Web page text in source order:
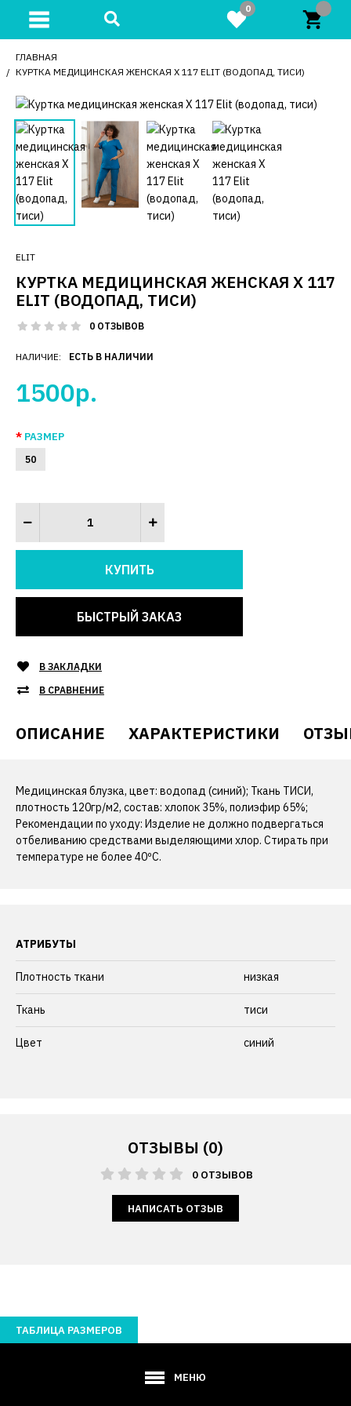
0
ГЛАВНАЯ
КУРТКА МЕДИЦИНСКАЯ ЖЕНСКАЯ Х 117 ELIT (ВОДОПАД, ТИСИ)
ELIT
КУРТКА МЕДИЦИНСКАЯ ЖЕНСКАЯ Х 117
ELIT (ВОДОПАД, ТИСИ)
0 ОТЗЫВОВ
НАЛИЧИЕ: ЕСТЬ В НАЛИЧИИ
1500р.
РАЗМЕР
50
БЫСТРЫЙ ЗАКАЗ
В ЗАКЛАДКИ
В СРАВНЕНИЕ
ОПИСАНИЕ ХАРАКТЕРИСТИКИ
Медицинская блузка, цвет: водопад (синий); Ткань ТИСИ,
плотность 120гр/м2, состав: хлопок 35%, полиэфир 65%;
Рекомендации по уходу: Изделие не должно подвергаться
отбеливанию средствами выделяющими хлор. Стирать при
температуре не более 40ºС.
АТРИБУТЫ
Плотность ткани низкая
Ткань тиси
Цвет синий
ОТЗЫВЫ (0)
0 ОТЗЫВОВ
НАПИСАТЬ ОТЗЫВ
ТАБЛИЦА РАЗМЕРОВ
МЕНЮ